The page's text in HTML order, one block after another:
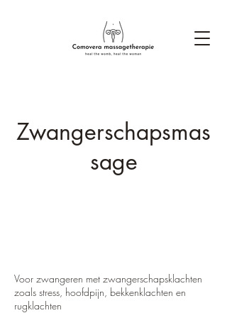
Zwangerschapsmas
sage
Voor zwangeren met zwangerschapsklachten
zoals stress, hoofdpijn, bekkenklachten en
rugklachten